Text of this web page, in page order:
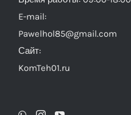
E-mail:
Pawelhol85@gmail.com
Сайт:
KomTeh01.ru